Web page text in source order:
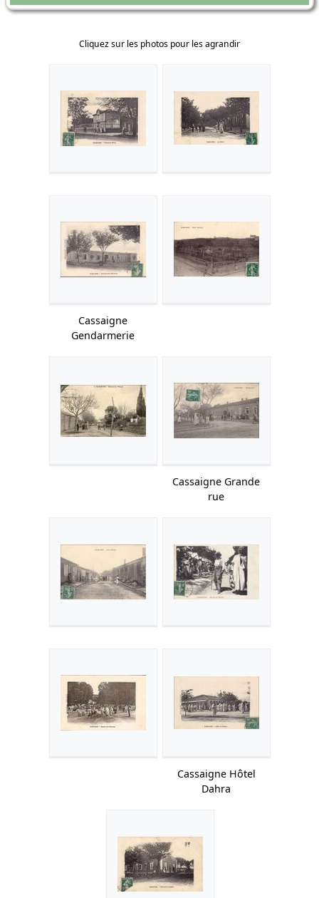
Cliquez sur les photos pour les agrandir
Cassaigne
Gendarmerie
Cassaigne Grande
rue
Cassaigne Hôtel
Dahra